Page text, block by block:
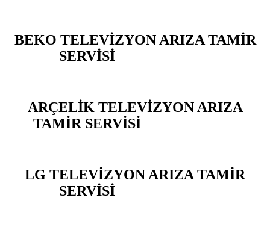
BEKO TELEVİZYON ARIZA TAMİR
SERVİSİ
ARÇELİK TELEVİZYON ARIZA
TAMİR SERVİSİ
LG TELEVİZYON ARIZA TAMİR
SERVİSİ